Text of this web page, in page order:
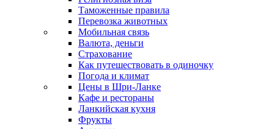
Таможенные правила
Перевозка животных
Мобильная связь
Валюта, деньги
Страхование
Как путешествовать в одиночку
Погода и климат
Цены в Шри-Ланке
Кафе и рестораны
Ланкийская кухня
Фрукты